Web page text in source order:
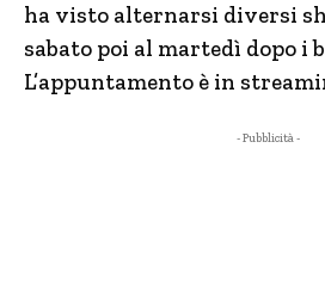
ha visto alternarsi diversi
sabato poi al martedì dopo i
L’appuntamento è in
- Pubblicità -